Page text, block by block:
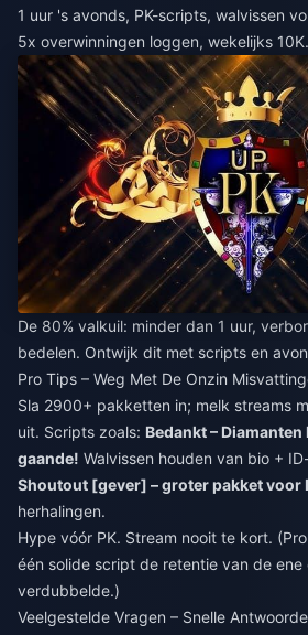
1 uur 's avonds, PK-scripts, walvissen
5x overwinningen loggen, wekelijks 10K.
De 80% valkuil: minder dan 1 uur,
bedelen. Ontwijk dit met scripts en
Pro Tips – Weg Met De Onzin
Sla 2900+ pakketten in; melk streams
uit. Scripts zoals: Bedankt –
gaande! Walvissen houden van bio +
Shoutout [gever] – groter pakket voor
herhalingen.
Hype vóór PK. Stream nooit te kort.
één solide script de retentie van de
verdubbelde.)
Veelgestelde Vragen – Snelle